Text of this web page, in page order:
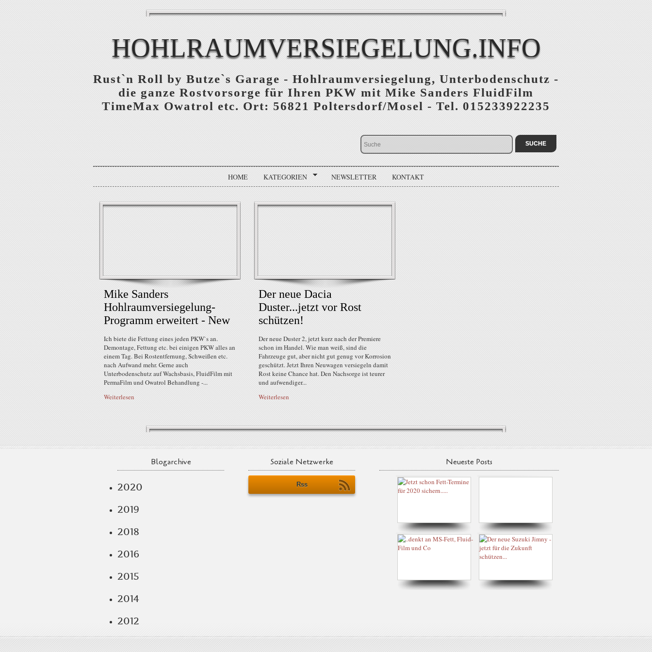
HOHLRAUMVERSIEGELUNG.INFO
Rust`n Roll by Butze`s Garage - Hohlraumversiegelung, Unterbodenschutz -
die ganze Rostvorsorge für Ihren PKW mit Mike Sanders FluidFilm
TimeMax Owatrol etc. Ort: 56821 Poltersdorf/Mosel - Tel. 015233922235
HOME KATEGORIEN NEWSLETTER KONTAKT
Mike Sanders
Hohlraumversiegelung-
Programm erweitert - New
Ich biete die Fettung eines jeden PKW`s an.
Demontage, Fettung etc. bei einigen PKW alles an
einem Tag. Bei Rostentfernung, Schweißen etc.
nach Aufwand mehr. Gerne auch
Unterbodenschutz auf Wachsbasis, FluidFilm mit
PermaFilm und Owatrol Behandlung -...
Weiterlesen
Der neue Dacia
Duster...jetzt vor Rost
schützen!
Der neue Duster 2, jetzt kurz nach der Premiere
schon im Handel. Wie man weiß, sind die
Fahrzeuge gut, aber nicht gut genug vor Korrosion
geschützt. Jetzt Ihren Neuwagen versiegeln damit
Rost keine Chance hat. Den Nachsorge ist teurer
und aufwendiger...
Weiterlesen
Blogarchive
2020
2019
2018
2016
2015
2014
2012
Soziale Netzwerke
Rss
Neueste Posts